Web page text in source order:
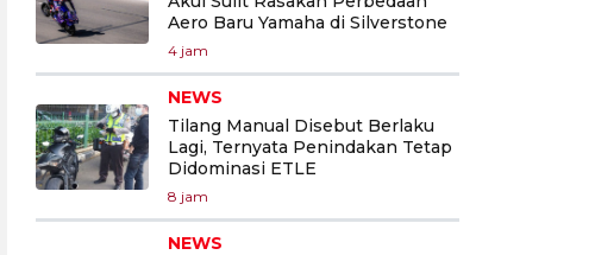
Aero Baru Yamaha di Silverstone
4 jam
NEWS
Tilang Manual Disebut Berlaku
Lagi, Ternyata Penindakan Tetap
Didominasi ETLE
8 jam
NEWS